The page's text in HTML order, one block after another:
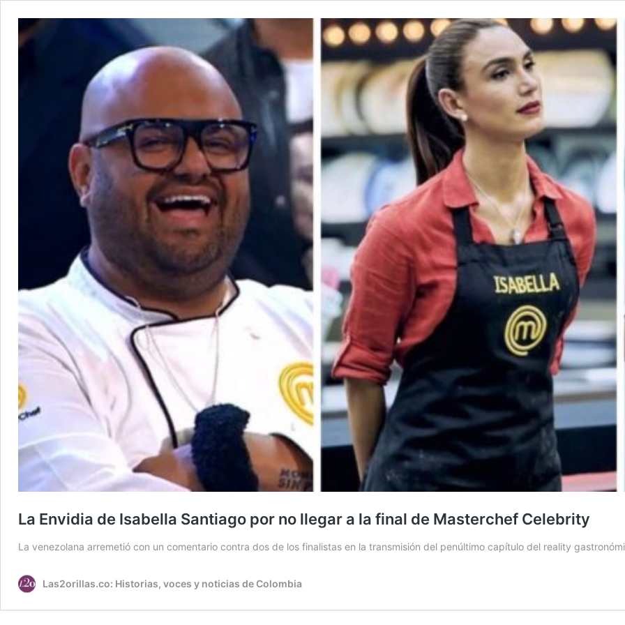
La Envidia de Isabella Santiago por no llegar a la final de Masterchef Celebrity
La venezolana arremetió con un comentario contra dos de los finalistas en la transmisión del penúltimo capítulo del reality
Las2orillas.co: Historias, voces y noticias de Colombia